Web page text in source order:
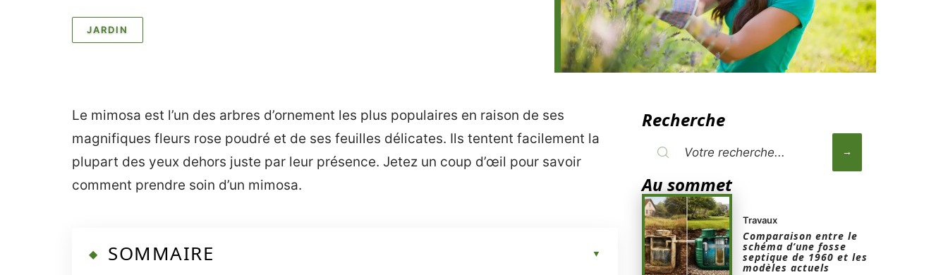
JARDIN
Le mimosa est l’un des arbres d’ornement les plus populaires en raison de ses
magnifiques fleurs rose poudré et de ses feuilles délicates. Ils tentent facilement la
plupart des yeux dehors juste par leur présence. Jetez un coup d’œil pour savoir
comment prendre soin d’un mimosa.
SOMMAIRE
Recherche
Au sommet
Travaux
Comparaison entre le
schéma d’une fosse
septique de 1960 et les
modèles actuels